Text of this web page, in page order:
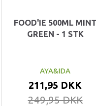
FOOD'IE 500ML MINT
GREEN - 1 STK
AYA&IDA
211,95 DKK
249,95 DKK